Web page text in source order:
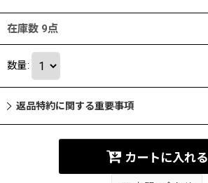
在庫数 9点
数量:
返品特約に関する重要事項
カートに入れる